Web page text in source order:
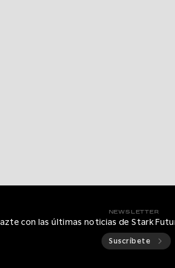
NEWSLETTER
con las últimas noticias de Stark
Suscríbete